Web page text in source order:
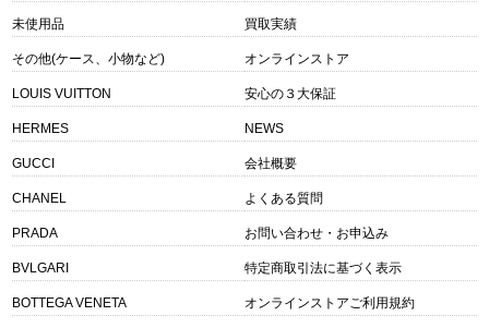
未使用品
その他(ケース、小物など)
LOUIS VUITTON
HERMES
GUCCI
CHANEL
PRADA
BVLGARI
BOTTEGA VENETA
買取実績
オンラインストア
安心の３大保証
NEWS
会社概要
よくある質問
お問い合わせ・お申込み
特定商取引法に基づく表示
オンラインストアご利用規約